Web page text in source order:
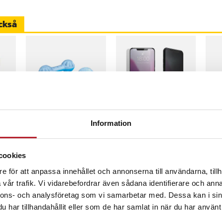
Information
för att anpassa innehållet och annonserna till användarna,
trafik. Vi vidarebefordrar även sådana identifierare och
och analysföretag som vi samarbetar med. Dessa kan i
har tillhandahållit eller som de har samlat in när du har
perfekt att ha med sig i fickan
Ett måste för alla
109 krI lager, levereras inom 1-2 vardagar
Köp
Härdat
Privacy till iPhone 17
Köp